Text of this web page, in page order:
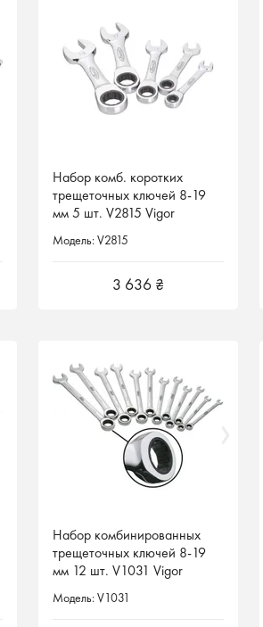
Набор комб. коротких
трещеточных ключей 8-19
мм 5 шт. V2815 Vigor
Модель: V2815
3 636 ₴
Набор комб. коротких
трещеточных ключей 8-19
мм 5 шт. V2815 Vigor
Модель: V2815
3 636 ₴
Набор комбинированных
трещеточных ключей 8-19
мм 12 шт. V1031 Vigor
Модель: V1031
Набор комбинированных
трещеточных ключей 8-19
мм 12 шт. V1031 Vigor
Модель: V1031